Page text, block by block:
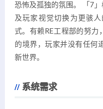
恐怖及孤独的氛围。 「7
及玩家视觉切换为更骇
式。有赖RE工程部的努力
的境界，玩家并没有任何
新世界。
系统需求